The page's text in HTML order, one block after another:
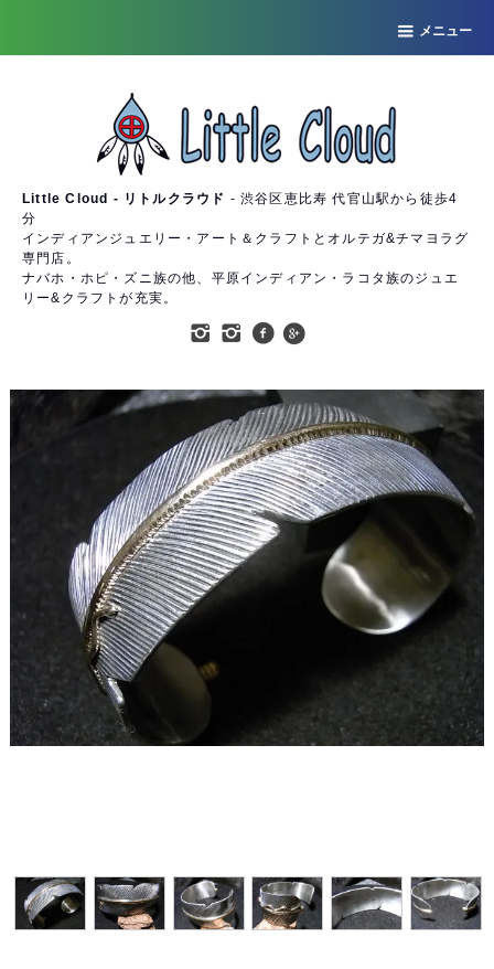
メニュー
Little Cloud - リトルクラウド - 渋谷区恵比寿 代官山駅から徒歩4
分
インディアンジュエリー・アート＆クラフトとオルテガ&チマヨラグ
専門店。
ナバホ・ホピ・ズニ族の他、平原インディアン・ラコタ族のジュエ
リー&クラフトが充実。